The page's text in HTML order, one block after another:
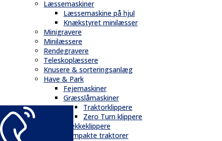
Læssemaskiner
Læssemaskine på hjul
Knækstyret minilæsser
Minigravere
Minilæssere
Rendegravere
Teleskoplæssere
Knusere & sorteringsanlæg
Have & Park
Fejemaskiner
Græsslåmaskiner
Traktorklippere
Zero Turn klippere
Hækkeklippere
Kompakte traktorer